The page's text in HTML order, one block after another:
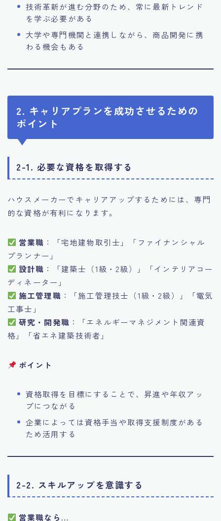
技術革新が進む分野のため、常に最新トレンド
を学ぶ必要がある
大学や専門機関と連携しながら、商品開発に携
わる機会もある
2. キャリアプランを成功させるための
ポイント
2-1. 必要な資格を取得する
ハウスメーカーでキャリアアップするためには、専門
的な資格が有利になります。
営業職 ：「宅地建物取引士」「ファイナンシャル
プランナー」
設計職 ：「建築士（1級・2級）」「インテリアコー
ディネーター」
施工管理職 ：「施工管理技士（1級・2級）」「電気
工事士」
研究・開発職 ：「エネルギーマネジメント関連資
格」「省エネ建築技術者」
ポイント
資格取得を目標にすることで、昇進や年収アッ
プにつながる
企業によっては資格手当や取得支援制度がある
ため活用する
2-2. スキルアップを意識する
営業職なら…